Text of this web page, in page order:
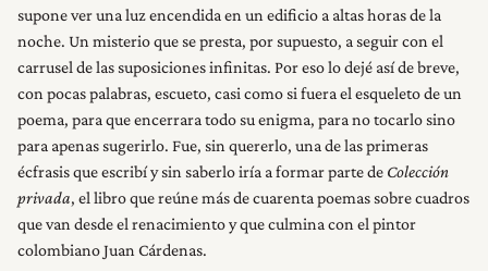
supone ver una luz encendida en un edificio a altas horas de la
noche. Un misterio que se presta, por supuesto, a seguir con el
carrusel de las suposiciones infinitas. Por eso lo dejé así de breve,
con pocas palabras, escueto, casi como si fuera el esqueleto de un
poema, para que encerrara todo su enigma, para no tocarlo sino
para apenas sugerirlo. Fue, sin quererlo, una de las primeras
écfrasis que escribí y sin saberlo iría a formar parte de Colección
privada, el libro que reúne más de cuarenta poemas sobre cuadros
que van desde el renacimiento y que culmina con el pintor
colombiano Juan Cárdenas.